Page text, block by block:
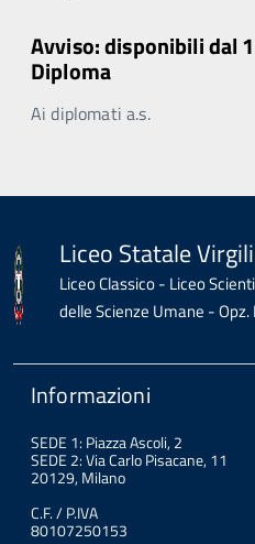
Avviso: disponibili dal
Diploma
Ai diplomati a.s.
Liceo Statale
Liceo Classico - Liceo
delle Scienze Umane -
Informazioni
SEDE 1: Piazza Ascoli, 2
SEDE 2: Via Carlo Pisacane, 11
20129, Milano
C.F. / P.IVA
80107250153